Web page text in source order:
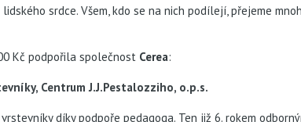
srdce. Všem, kdo se na nich podílejí, přejeme
Kč podpořila společnost Cerea:
Centrum J.J.Pestalozziho, o.p.s.
díky podpoře pedagoga. Ten již 6. rokem